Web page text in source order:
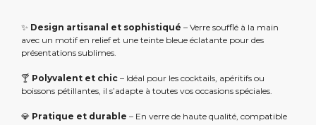
✨ Design artisanal et sophistiqué – Verre soufflé à la main
avec un motif en relief et une teinte bleue éclatante pour des
présentations sublimes.
🍸 Polyvalent et chic – Idéal pour les cocktails, apéritifs ou
boissons pétillantes, il s’adapte à toutes vos occasions spéciales.
💎 Pratique et durable – En verre de haute qualité, compatible